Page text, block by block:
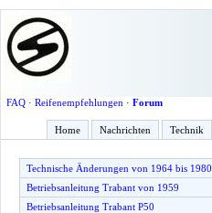
FAQ· Reifenempfehlungen · Forum
Home Nachrichten Technik
Technische Änderungen von 1964 bis 1980
Betriebsanleitung Trabant von 1959
Betriebsanleitung Trabant P50